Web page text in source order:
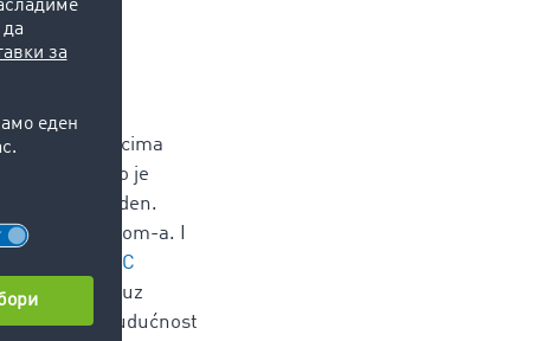
učenicima
prilože, i to je
škole Hilden.
TimoCom-a. I
prostora
TC
e.V. uz
Inicijativa "Budućnost